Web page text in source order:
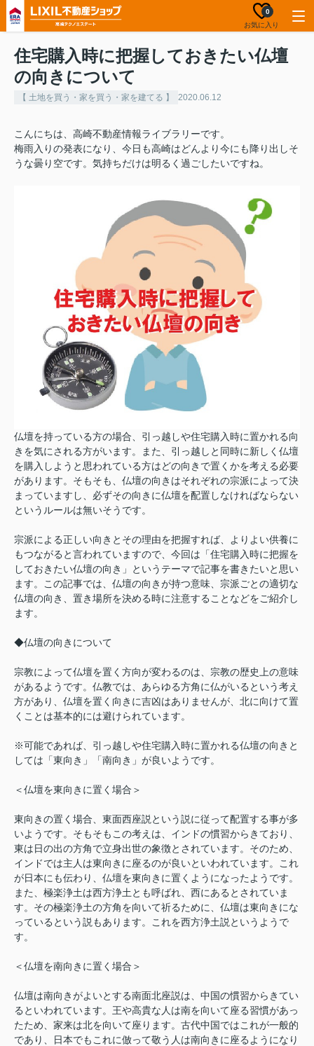
お気に入り
0
住宅購入時に把握しておきたい仏壇
の向きについて
【 土地を買う・家を買う・家を建てる 】 2020.06.12
こんにちは、高崎不動産情報ライブラリーです。
梅雨入りの発表になり、今日も高崎はどんより今にも降り出しそ
うな曇り空です。気持ちだけは明るく過ごしたいですね。
仏壇を持っている方の場合、引っ越しや住宅購入時に置かれる向
きを気にされる方がいます。また、引っ越しと同時に新しく仏壇
を購入しようと思われている方はどの向きで置くかを考える必要
があります。そもそも、仏壇の向きはそれぞれの宗派によって決
まっていますし、必ずその向きに仏壇を配置しなければならない
というルールは無いそうです。
宗派による正しい向きとその理由を把握すれば、よりよい供養に
もつながると言われていますので、今回は「住宅購入時に把握を
しておきたい仏壇の向き」というテーマで記事を書きたいと思い
ます。この記事では、仏壇の向きが持つ意味、宗派ごとの適切な
仏壇の向き、置き場所を決める時に注意することなどをご紹介し
ます。
◆仏壇の向きについて
宗教によって仏壇を置く方向が変わるのは、宗教の歴史上の意味
があるようです。仏教では、あらゆる方角に仏がいるという考え
方があり、仏壇を置く向きに吉凶はありませんが、北に向けて置
くことは基本的には避けられています。
※可能であれば、引っ越しや住宅購入時に置かれる仏壇の向きと
しては「東向き」「南向き」が良いようです。
＜仏壇を東向きに置く場合＞
東向きの置く場合、東面西座説という説に従って配置する事が多
いようです。そもそもこの考えは、インドの慣習からきており、
東は日の出の方角で立身出世の象徴とされています。そのため、
インドでは主人は東向きに座るのが良いといわれています。これ
が日本にも伝わり、仏壇を東向きに置くようになったようです。
また、極楽浄土は西方浄土とも呼ばれ、西にあるとされていま
す。その極楽浄土の方角を向いて祈るために、仏壇は東向きにな
っているという説もあります。これを西方浄土説というようで
す。
＜仏壇を南向きに置く場合＞
仏壇は南向きがよいとする南面北座説は、中国の慣習からきてい
るといわれています。王や高貴な人は南を向いて座る習慣があっ
たため、家来は北を向いて座ります。古代中国ではこれが一般的
であり、日本でもこれに倣って敬う人は南向きに座るようになり